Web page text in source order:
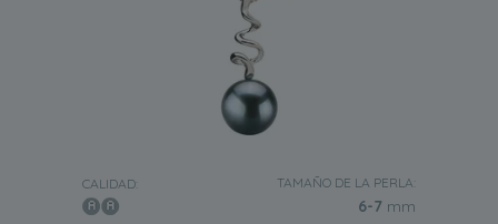
CALIDAD: TAMAÑO DE LA PERLA:
6-7 mm